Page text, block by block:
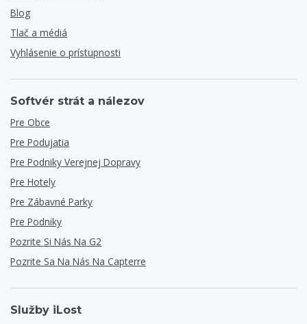
Blog
Tlač a médiá
Vyhlásenie o prístupnosti
Softvér strát a nálezov
Pre Obce
Pre Podujatia
Pre Podniky Verejnej Dopravy
Pre Hotely
Pre Zábavné Parky
Pre Podniky
Pozrite Si Nás Na G2
Pozrite Sa Na Nás Na Capterre
Služby iLost